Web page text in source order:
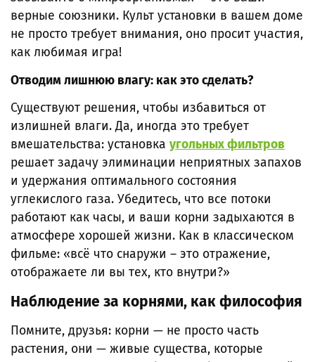
верные союзники. Культ установки в вашем доме
не просто требует внимания, оно просит участия,
как любимая игра!
Отводим лишнюю влагу: как это сделать?
Существуют решения, чтобы избавиться от
излишней влаги. Да, иногда это требует
вмешательства: установка угольных фильтров
решает задачу элиминации неприятных запахов
и удержания оптимального состояния
углекислого газа. Убедитесь, что все потоки
работают как часы, и ваши корни задыхаются в
атмосфере хорошей жизни. Как в классическом
фильме: «всё что снаружи – это отражение,
отображаете ли вы тех, кто внутри?»
Наблюдение за корнями, как философия
Помните, друзья: корни — не просто часть
растения, они — живые существа, которые